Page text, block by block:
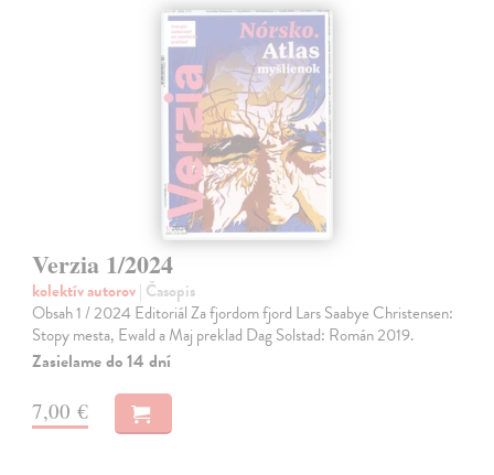
Verzia 1/2024
kolektív autorov| Časopis
Obsah 1 / 2024 Editoriál Za fjordom fjord Lars Saabye Christensen:
Stopy mesta, Ewald a Maj preklad Dag Solstad: Román 2019.
Zasielame do 14 dní
7,00 €